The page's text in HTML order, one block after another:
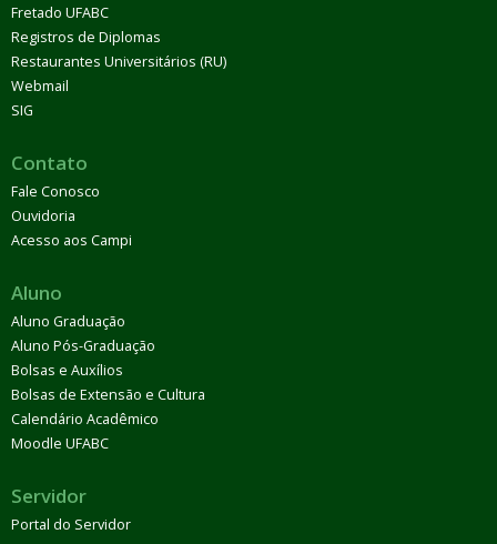
Fretado UFABC
Registros de Diplomas
Restaurantes Universitários (RU)
Webmail
SIG
Contato
Fale Conosco
Ouvidoria
Acesso aos Campi
Aluno
Aluno Graduação
Aluno Pós-Graduação
Bolsas e Auxílios
Bolsas de Extensão e Cultura
Calendário Acadêmico
Moodle UFABC
Servidor
Portal do Servidor